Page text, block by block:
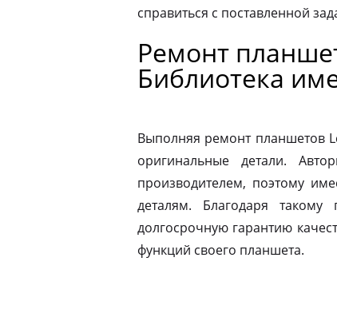
справиться с поставленной
Ремонт
Библиотека
Выполняя ремонт планшетов
оригинальные детали.
производителем, поэтому
деталям. Благодаря
долгосрочную гарантию
функций своего планшета.